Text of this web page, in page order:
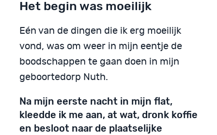
Het begin was moeilijk
Eén van de dingen die ik erg moeilijk
vond, was om weer in mijn eentje de
boodschappen te gaan doen in mijn
geboortedorp Nuth.
Na mijn eerste nacht in mijn flat,
kleedde ik me aan, at wat, dronk koffie
en besloot naar de plaatselijke